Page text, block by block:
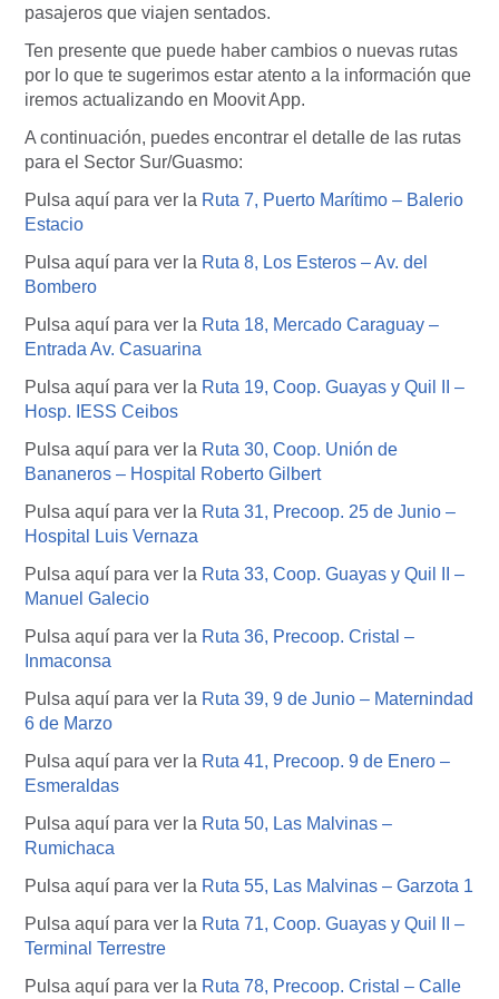
pasajeros que viajen sentados.
Ten presente que puede haber cambios o nuevas rutas
por lo que te sugerimos estar atento a la información que
iremos actualizando en Moovit App.
A continuación, puedes encontrar el detalle de las rutas
para el Sector Sur/Guasmo:
Pulsa aquí para ver la Ruta 7, Puerto Marítimo – Balerio
Estacio
Pulsa aquí para ver la Ruta 8, Los Esteros – Av. del
Bombero
Pulsa aquí para ver la Ruta 18, Mercado Caraguay –
Entrada Av. Casuarina
Pulsa aquí para ver la Ruta 19, Coop. Guayas y Quil II –
Hosp. IESS Ceibos
Pulsa aquí para ver la Ruta 30, Coop. Unión de
Bananeros – Hospital Roberto Gilbert
Pulsa aquí para ver la Ruta 31, Precoop. 25 de Junio –
Hospital Luis Vernaza
Pulsa aquí para ver la Ruta 33, Coop. Guayas y Quil II –
Manuel Galecio
Pulsa aquí para ver la Ruta 36, Precoop. Cristal –
Inmaconsa
Pulsa aquí para ver la Ruta 39, 9 de Junio – Maternindad
6 de Marzo
Pulsa aquí para ver la Ruta 41, Precoop. 9 de Enero –
Esmeraldas
Pulsa aquí para ver la Ruta 50, Las Malvinas –
Rumichaca
Pulsa aquí para ver la Ruta 55, Las Malvinas – Garzota 1
Pulsa aquí para ver la Ruta 71, Coop. Guayas y Quil II –
Terminal Terrestre
Pulsa aquí para ver la Ruta 78, Precoop. Cristal – Calle